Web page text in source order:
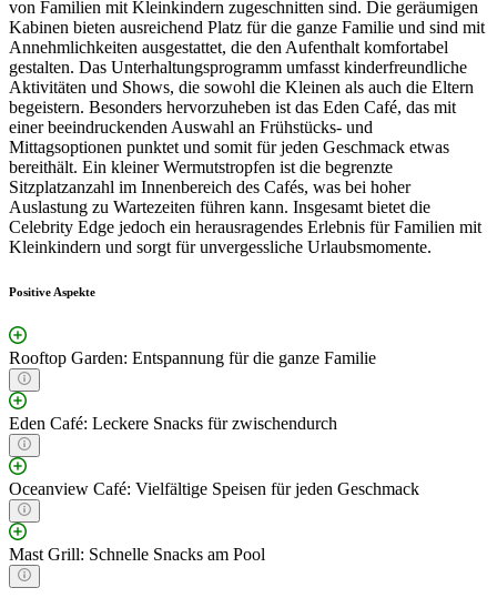
von Familien mit Kleinkindern zugeschnitten sind. Die geräumigen
Kabinen bieten ausreichend Platz für die ganze Familie und sind mit
Annehmlichkeiten ausgestattet, die den Aufenthalt komfortabel
gestalten. Das Unterhaltungsprogramm umfasst kinderfreundliche
Aktivitäten und Shows, die sowohl die Kleinen als auch die Eltern
begeistern. Besonders hervorzuheben ist das Eden Café, das mit
einer beeindruckenden Auswahl an Frühstücks- und
Mittagsoptionen punktet und somit für jeden Geschmack etwas
bereithält. Ein kleiner Wermutstropfen ist die begrenzte
Sitzplatzanzahl im Innenbereich des Cafés, was bei hoher
Auslastung zu Wartezeiten führen kann. Insgesamt bietet die
Celebrity Edge jedoch ein herausragendes Erlebnis für Familien mit
Kleinkindern und sorgt für unvergessliche Urlaubsmomente.
Positive Aspekte
Rooftop Garden: Entspannung für die ganze Familie
Eden Café: Leckere Snacks für zwischendurch
Oceanview Café: Vielfältige Speisen für jeden Geschmack
Mast Grill: Schnelle Snacks am Pool